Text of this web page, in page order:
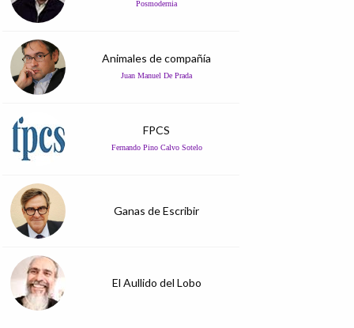
Posmodernia
Animales de compañía
Juan Manuel De Prada
FPCS
Fernando Pino Calvo Sotelo
Ganas de Escribir
El Aullido del Lobo